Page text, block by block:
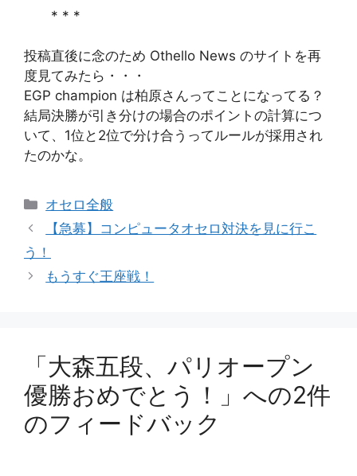
* * *
投稿直後に念のため Othello News のサイトを再
度見てみたら・・・
EGP champion は柏原さんってことになってる？
結局決勝が引き分けの場合のポイントの計算につ
いて、1位と2位で分け合うってルールが採用され
たのかな。
カ
テ
リ
ー
オセロ全般
【急募】コンピュータオセロ対決を見に行こ
う！
もうすぐ王座戦！
「大森五段、パリオープン
優勝おめでとう！」への2件
のフィードバック